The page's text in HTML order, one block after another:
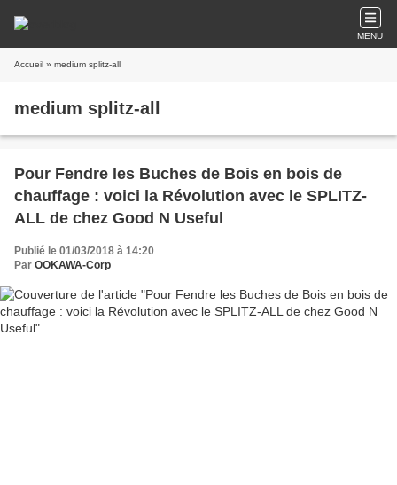
MENU
Accueil » medium splitz-all
medium splitz-all
Pour Fendre les Buches de Bois en bois de
chauffage : voici la Révolution avec le SPLITZ-
ALL de chez Good N Useful
Publié le 01/03/2018 à 14:20
Par OOKAWA-Corp